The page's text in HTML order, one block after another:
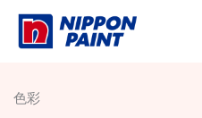
Skip
色彩